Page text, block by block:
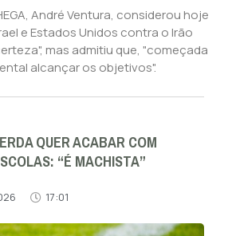
André Ventura, considerou hoje
e Estados Unidos contra o Irão
mas admitiu que, "começada
alcançar os objetivos".
QUER ACABAR COM
“É MACHISTA”
17:01